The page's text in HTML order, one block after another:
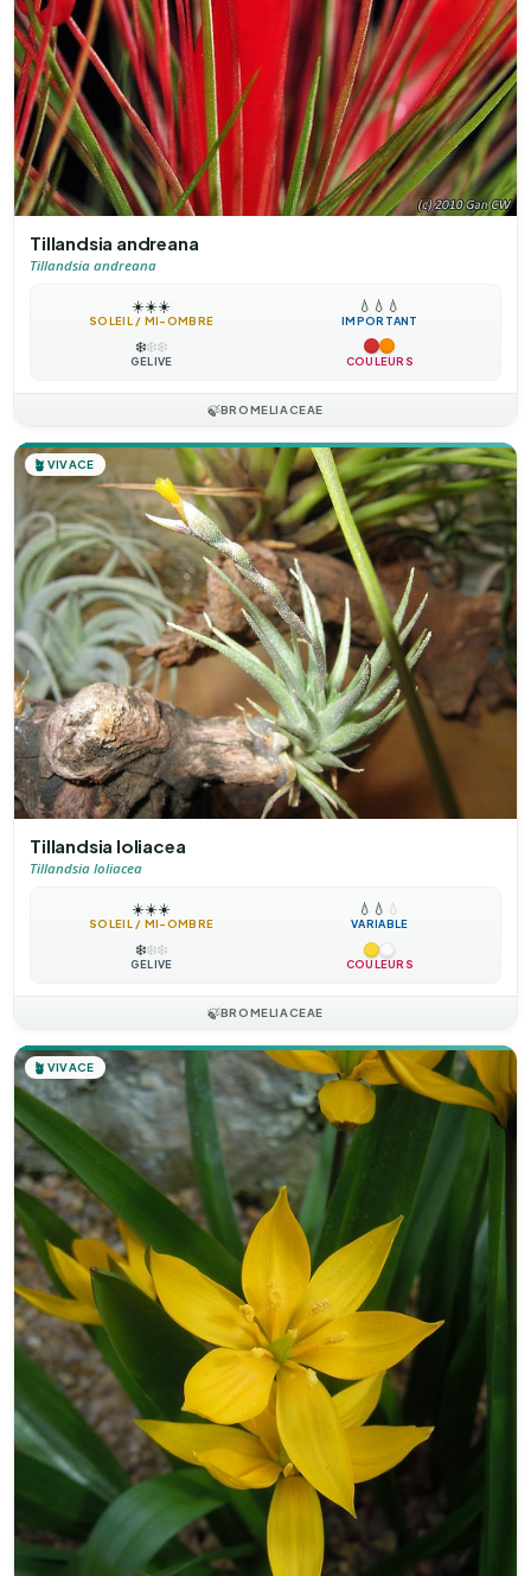
Tillandsia andreana
Tillandsia andreana
☀️☀️☀️
SOLEIL / MI-OMBRE
💧 💧 💧
IMPORTANT
❄️❄️❄️
GÉLIVE COULEURS
🍃BROMELIACEAE
🪴 VIVACE
Tillandsia loliacea
Tillandsia loliacea
☀️☀️☀️
SOLEIL / MI-OMBRE
💧 💧 💧
VARIABLE
❄️❄️❄️
GÉLIVE COULEURS
🍃BROMELIACEAE
🪴 VIVACE